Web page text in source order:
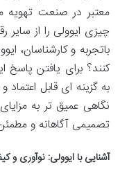
معتبر در صنعت
چیزی ایوولی را از سایر
باتجربه و کارشناسان،
کنند؟ برای یافتن
به گزینه ای قابل اعتماد
نگاهی عمیق تر به
تصمیمی آگاهانه و
آشنایی با ایوولی: نوآوری